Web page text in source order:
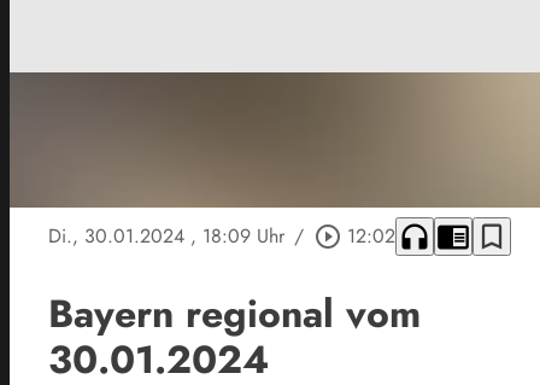
Di., 30.01.2024 , 18:09 Uhr / play_circle_outline 12:02 headphones chrome_reader_mode bookmark_border
Bayern regional vom
30.01.2024